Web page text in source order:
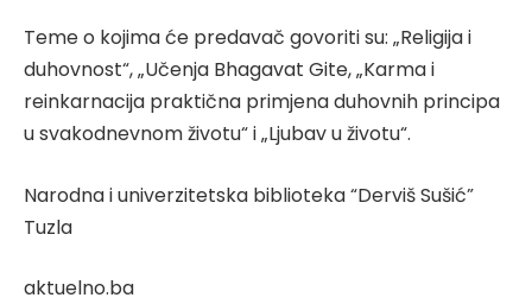
Teme o kojima će predavač govoriti su: „Religija i
duhovnost“, „Učenja Bhagavat Gite, „Karma i
reinkarnacija praktična primjena duhovnih principa
u svakodnevnom životu“ i „Ljubav u životu“.
Narodna i univerzitetska biblioteka “Derviš Sušić”
Tuzla
aktuelno.ba